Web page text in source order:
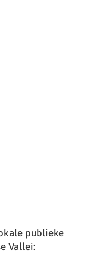
publieke
Vallei: